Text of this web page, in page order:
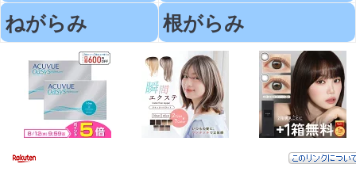
ねがらみ
根がらみ